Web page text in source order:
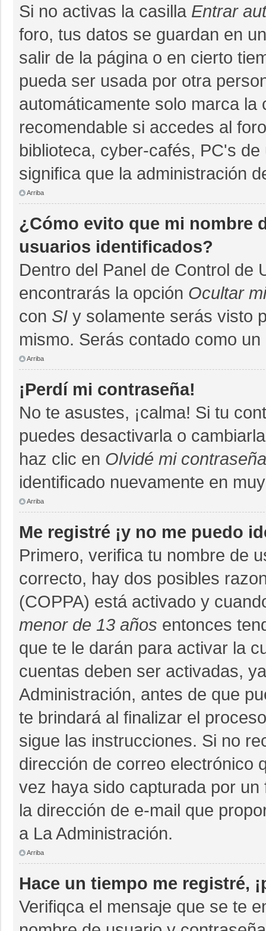
Si no activas la casilla Entrar
foro, tus datos se guardan en
salir de la página o en cierto
pueda ser usada por otra
automáticamente solo marca la
recomendable si accedes al
biblioteca, cyber-cafés, PC's
significa que la administración
Arriba
¿Cómo evito que mi nombre
usuarios identificados?
Dentro del Panel de Control de
encontrarás la opción Ocultar
con SI y solamente serás visto
mismo. Serás contado como
Arriba
¡Perdí mi contraseña!
No te asustes, ¡calma! Si tu
puedes desactivarla o
haz clic en Olvidé mi contraseña
identificado nuevamente en
Arriba
Me registré ¡y no me puedo
Primero, verifica tu nombre de
correcto, hay dos posibles
(COPPA) está activado y
menor de 13 años entonces
que te le darán para activar la
cuentas deben ser activadas,
Administración, antes de que
te brindará al finalizar el
sigue las instrucciones. Si no
dirección de correo electrónico
vez haya sido capturada por
la dirección de e-mail que
a La Administración.
Arriba
Hace un tiempo me registré,
Verifiqca el mensaje que se te